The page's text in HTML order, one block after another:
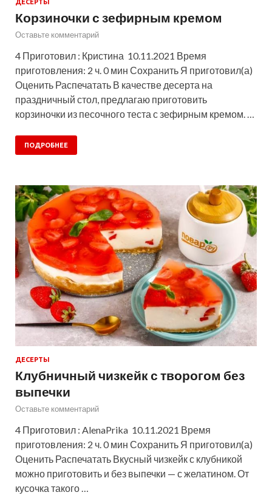
ДЕСЕРТЫ
Корзиночки с зефирным кремом
Оставьте комментарий
4 Приготовил : Кристина 10.11.2021 Время
приготовления: 2 ч. 0 мин Сохранить Я приготовил(а)
Оценить Распечатать В качестве десерта на
праздничный стол, предлагаю приготовить
корзиночки из песочного теста с зефирным кремом. …
ПОДРОБНЕЕ
ДЕСЕРТЫ
Клубничный чизкейк с творогом без
выпечки
Оставьте комментарий
4 Приготовил : AlenaPrika 10.11.2021 Время
приготовления: 2 ч. 0 мин Сохранить Я приготовил(а)
Оценить Распечатать Вкусный чизкейк с клубникой
можно приготовить и без выпечки — с желатином. От
кусочка такого …